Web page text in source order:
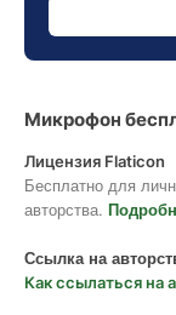
Микрофон
Лицензия Flaticon
Бесплатно для
авторства.
Ссылка на
Как ссылаться на